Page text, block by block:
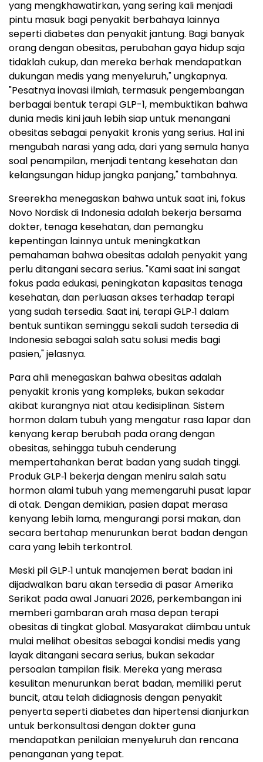
yang mengkhawatirkan, yang sering kali menjadi
pintu masuk bagi penyakit berbahaya lainnya
seperti diabetes dan penyakit jantung. Bagi banyak
orang dengan obesitas, perubahan gaya hidup saja
tidaklah cukup, dan mereka berhak mendapatkan
dukungan medis yang menyeluruh," ungkapnya.
"Pesatnya inovasi ilmiah, termasuk pengembangan
berbagai bentuk terapi GLP-1, membuktikan bahwa
dunia medis kini jauh lebih siap untuk menangani
obesitas sebagai penyakit kronis yang serius. Hal ini
mengubah narasi yang ada, dari yang semula hanya
soal penampilan, menjadi tentang kesehatan dan
kelangsungan hidup jangka panjang," tambahnya.
Sreerekha menegaskan bahwa untuk saat ini, fokus
Novo Nordisk di Indonesia adalah bekerja bersama
dokter, tenaga kesehatan, dan pemangku
kepentingan lainnya untuk meningkatkan
pemahaman bahwa obesitas adalah penyakit yang
perlu ditangani secara serius. "Kami saat ini sangat
fokus pada edukasi, peningkatan kapasitas tenaga
kesehatan, dan perluasan akses terhadap terapi
yang sudah tersedia. Saat ini, terapi GLP‑1 dalam
bentuk suntikan seminggu sekali sudah tersedia di
Indonesia sebagai salah satu solusi medis bagi
pasien," jelasnya.
Para ahli menegaskan bahwa obesitas adalah
penyakit kronis yang kompleks, bukan sekadar
akibat kurangnya niat atau kedisiplinan. Sistem
hormon dalam tubuh yang mengatur rasa lapar dan
kenyang kerap berubah pada orang dengan
obesitas, sehingga tubuh cenderung
mempertahankan berat badan yang sudah tinggi.
Produk GLP‑1 bekerja dengan meniru salah satu
hormon alami tubuh yang memengaruhi pusat lapar
di otak. Dengan demikian, pasien dapat merasa
kenyang lebih lama, mengurangi porsi makan, dan
secara bertahap menurunkan berat badan dengan
cara yang lebih terkontrol.
Meski pil GLP‑1 untuk manajemen berat badan ini
dijadwalkan baru akan tersedia di pasar Amerika
Serikat pada awal Januari 2026, perkembangan ini
memberi gambaran arah masa depan terapi
obesitas di tingkat global. Masyarakat diimbau untuk
mulai melihat obesitas sebagai kondisi medis yang
layak ditangani secara serius, bukan sekadar
persoalan tampilan fisik. Mereka yang merasa
kesulitan menurunkan berat badan, memiliki perut
buncit, atau telah didiagnosis dengan penyakit
penyerta seperti diabetes dan hipertensi dianjurkan
untuk berkonsultasi dengan dokter guna
mendapatkan penilaian menyeluruh dan rencana
penanganan yang tepat.